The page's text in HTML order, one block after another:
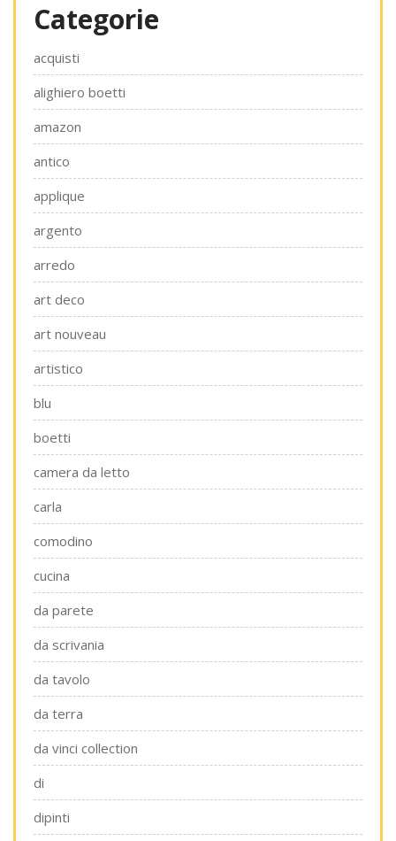
Categorie
acquisti
alighiero boetti
amazon
antico
applique
argento
arredo
art deco
art nouveau
artistico
blu
boetti
camera da letto
carla
comodino
cucina
da parete
da scrivania
da tavolo
da terra
da vinci collection
di
dipinti